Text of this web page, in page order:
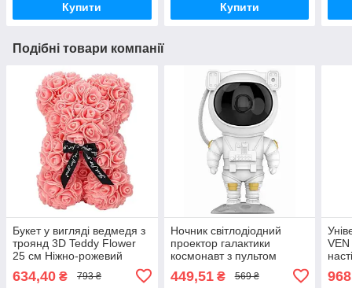
Купити Купити
Подібні товари компанії
Букет у вигляді ведмедя з
троянд 3D Teddy Flower
25 см Ніжно-рожевий
634,40 ₴ 793 ₴
Ночник світлодіодний
проектор галактики
космонавт з пультом
дистанційного керування і
таймером
449,51₴ 569 ₴
VEN